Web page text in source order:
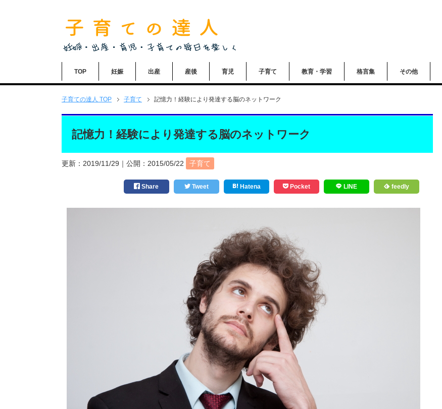
TOP 妊娠 出産 産後 育児 子育て 教育・学習 格言集 その他
子育ての達人 TOP 子育て 記憶力！経験により発達する脳のネットワーク
記憶力！経験により発達する脳のネットワーク
更新： 2019/11/29 ｜公開： 2015/05/22 子育て
Share Tweet Hatena Pocket LINE feedly